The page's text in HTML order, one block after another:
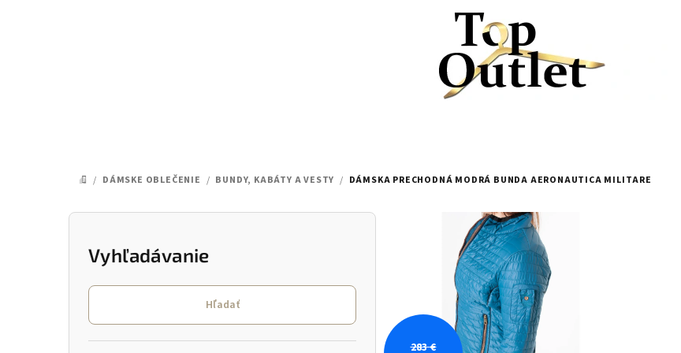
DOMOV
/ DÁMSKE OBLEČENIE / BUNDY, KABÁTY A VESTY / DÁMSKA PRECHODNÁ MODRÁ BUNDA AERONAUTICA MILITARE
B
Vyhľadávanie
Hľadať
283 €